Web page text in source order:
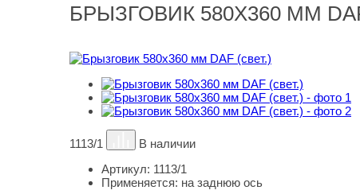
БРЫЗГОВИК 580Х360 ММ
1113/1
В наличии
Артикул: 1113/1
Применяется: на заднюю ось